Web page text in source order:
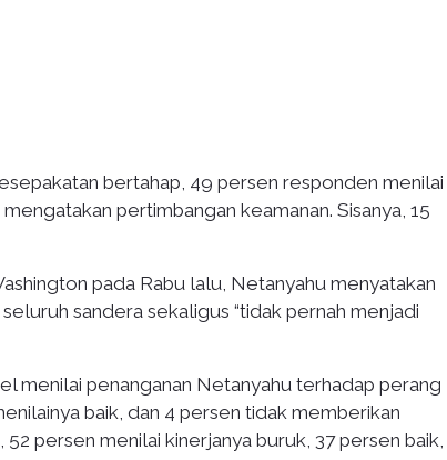
bertahap, 49 persen responden menilai
pertimbangan keamanan. Sisanya, 15
pada Rabu lalu, Netanyahu menyatakan
sandera sekaligus “tidak pernah menjadi
menilai penanganan Netanyahu terhadap perang
baik, dan 4 persen tidak memberikan
persen menilai kinerjanya buruk, 37 persen baik,